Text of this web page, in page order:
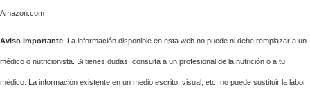
Amazon.com
Aviso importante: La información disponible en esta web no puede ni debe remplazar a un
médico o nutricionista. Si tienes dudas, consulta a un profesional de la nutrición o a tu
médico. La información existente en un medio escrito, visual, etc. no puede sustituir la labor